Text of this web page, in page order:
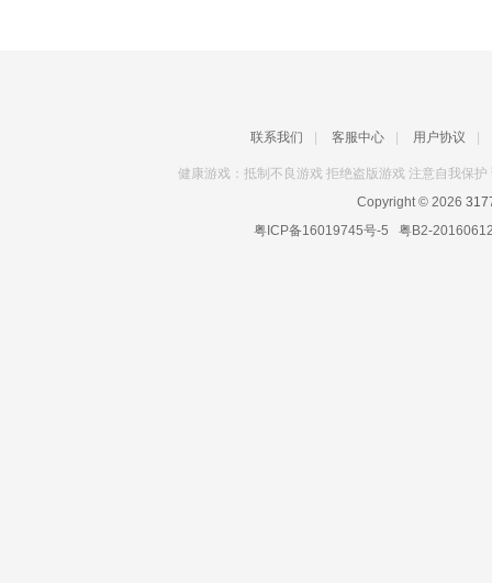
联系我们 客服中心 用户协议
健康游戏：抵制不良游戏 拒绝盗版游戏 注意自我保
Copyright © 2026
粤ICP备16019745号-5 粤B2-